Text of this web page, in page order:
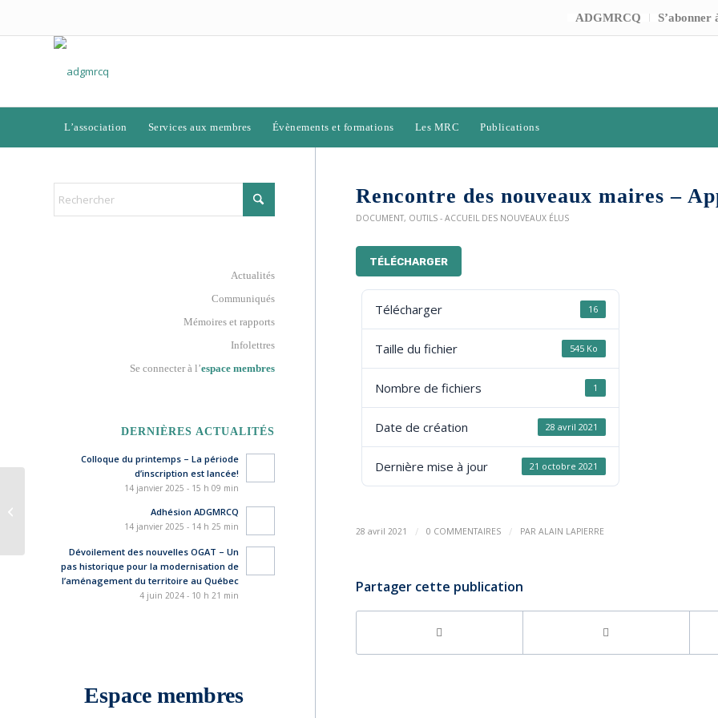
ADGMRCQ S’abonner
L’association Services aux membres Évènements et formations Les MRC Publications
Rencontre des nouveaux maires –
DOCUMENT, OUTILS - ACCUEIL DES NOUVEAUX ÉLUS
TÉLÉCHARGER
Télécharger 16
Taille du fichier 545 Ko
Nombre de fichiers 1
Date de création 28 avril 2021
Dernière mise à jour 21 octobre 2021
28 avril 2021 / 0 COMMENTAIRES / PAR ALAIN LAPIERRE
Partager cette publication
Actualités
Communiqués
Mémoires et rapports
Infolettres
Se connecter à l’espace membres
DERNIÈRES ACTUALITÉS
Colloque du printemps – La période
d’inscription est lancée!
14 janvier 2025 - 15 h 09 min
Adhésion ADGMRCQ
14 janvier 2025 - 14 h 25 min
Dévoilement des nouvelles OGAT – Un
pas historique pour la modernisation de
l’aménagement du territoire au Québec
4 juin 2024 - 10 h 21 min
Espace membres
Élection pour le CA – Appalaches